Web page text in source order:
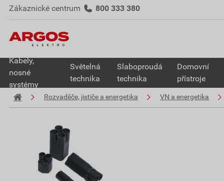
Zákaznické centrum 800 333 380
Kabely,
nosné
systémy
Světelná
technika
Slaboproudá
technika
Domovní
přístroje
Rozvaděče, jističe a energetika VN a energetika